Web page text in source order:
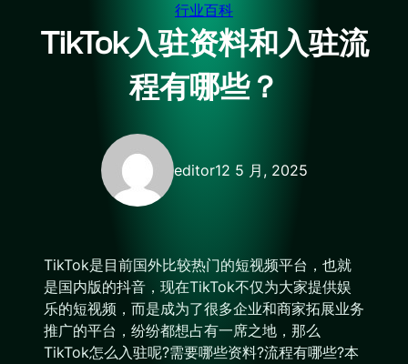
行业百科
TikTok入驻资料和入驻流
程有哪些？
editor12 5 月, 2025
TikTok是目前国外比较热门的短视频平台，也就
是国内版的抖音，现在TikTok不仅为大家提供娱
乐的短视频，而是成为了很多企业和商家拓展业务
推广的平台，纷纷都想占有一席之地，那么
TikTok怎么入驻呢?需要哪些资料?流程有哪些?本